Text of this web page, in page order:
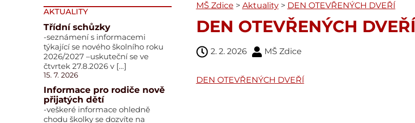
AKTUALITY
Třídní schůzky
-seznámení s informacemi
týkající se nového školního roku
2026/2027 –uskuteční se ve
čtvrtek 27.8.2026 v […]
15. 7. 2026
Informace pro rodiče nově
přijatých dětí
-veškeré informace ohledně
chodu školky se dozvíte na
MŠ Zdice > Aktuality> DEN OTEVŘENÝCH DVEŘÍ
DEN OTEVŘENÝCH DVEŘÍ
2. 2. 2026 MŠ Zdice
DEN OTEVŘENÝCH DVEŘÍ